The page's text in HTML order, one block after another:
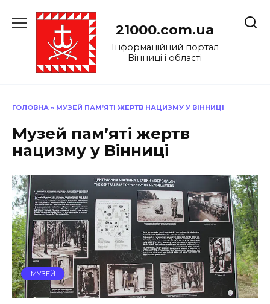
до
21000.com.ua
Інформаційний портал
Вінниці і області
ГОЛОВНА » МУЗЕЙ ПАМ’ЯТІ ЖЕРТВ НАЦИЗМУ У ВІННИЦІ
Музей пам’яті жертв
нацизму у Вінниці
МУЗЕЙ